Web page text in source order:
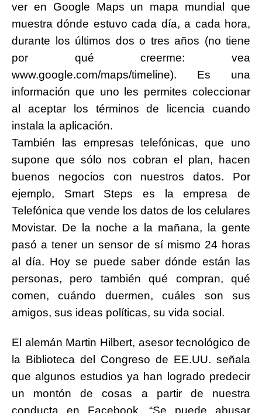
ver en Google Maps un mapa mundial que
muestra dónde estuvo cada día, a cada hora,
durante los últimos dos o tres años (no tiene
por qué creerme: vea
www.google.com/maps/timeline). Es una
información que uno les permites coleccionar
al aceptar los términos de licencia cuando
instala la aplicación.
También las empresas telefónicas, que uno
supone que sólo nos cobran el plan, hacen
buenos negocios con nuestros datos. Por
ejemplo, Smart Steps es la empresa de
Telefónica que vende los datos de los celulares
Movistar. De la noche a la mañana, la gente
pasó a tener un sensor de sí mismo 24 horas
al día. Hoy se puede saber dónde están las
personas, pero también qué compran, qué
comen, cuándo duermen, cuáles son sus
amigos, sus ideas políticas, su vida social.
El alemán Martin Hilbert, asesor tecnológico de
la Biblioteca del Congreso de EE.UU. señala
que algunos estudios ya han logrado predecir
un montón de cosas a partir de nuestra
conducta en Facebook. “Se puede abusar